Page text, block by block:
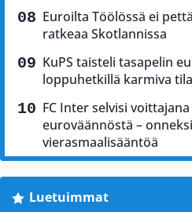
Euroilta Töölössä ei
ratkeaa Skotlannissa
KuPS taisteli tasapelin
loppuhetkillä karmiva
FC Inter selvisi
euroväännöstä –
vierasmaalisääntöä
Luetuimmat